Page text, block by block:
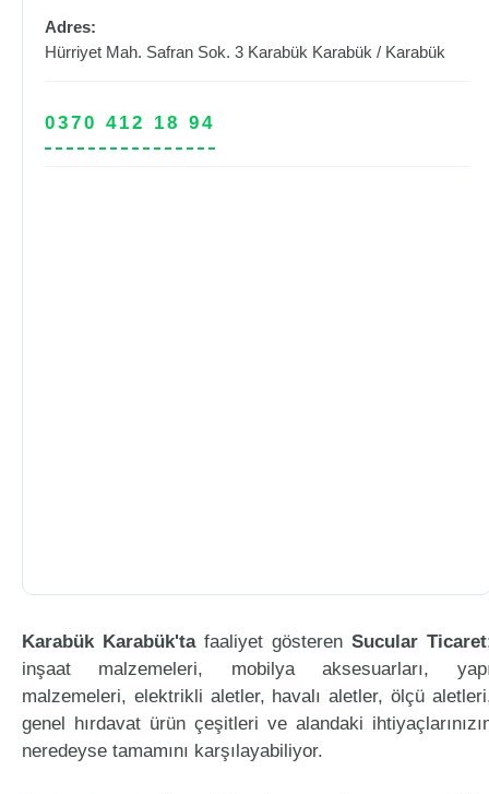
Adres:
Hürriyet Mah. Safran Sok. 3 Karabük Karabük / Karabük
0370 412 18 94
Karabük Karabük'tafaaliyet gösteren Sucular Ticaret
inşaat malzemeleri, mobilya aksesuarları,
malzemeleri, elektrikli aletler, havalı aletler, ölçü
genel hırdavat ürün çeşitleri ve alandaki
neredeyse tamamını karşılayabiliyor.